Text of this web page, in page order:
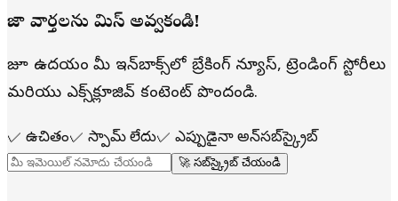
తాజా వార్తలను మిస్ అవ్వకండి!
రోజూ ఉదయం మీ ఇన్‌బాక్స్‌లో బ్రేకింగ్ న్యూస్, ట్రెండింగ్ స్టోరీలు
మరియు ఎక్స్‌క్లూజివ్ కంటెంట్ పొందండి.
✓ ఉచితం✓ స్పామ్ లేదు✓ ఎప్పుడైనా అన్‌సబ్‌స్క్రైబ్
🚀 సబ్‌స్క్రైబ్ చేయండి